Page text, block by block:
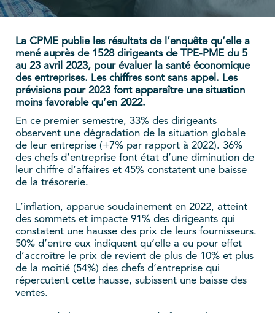
La CPME publie les résultats de l’enquête qu’elle a
mené auprès de 1528 dirigeants de TPE-PME du 5
au 23 avril 2023, pour évaluer la santé économique
des entreprises. Les chiffres sont sans appel. Les
prévisions pour 2023 font apparaître une situation
moins favorable qu’en 2022.
En ce premier semestre, 33% des dirigeants
observent une dégradation de la situation globale
de leur entreprise (+7% par rapport à 2022). 36%
des chefs d’entreprise font état d’une diminution de
leur chiffre d’affaires et 45% constatent une baisse
de la trésorerie.
L’inflation, apparue soudainement en 2022, atteint
des sommets et impacte 91% des dirigeants qui
constatent une hausse des prix de leurs fournisseurs.
50% d’entre eux indiquent qu’elle a eu pour effet
d’accroître le prix de revient de plus de 10% et plus
de la moitié (54%) des chefs d’entreprise qui
répercutent cette hausse, subissent une baisse des
ventes.